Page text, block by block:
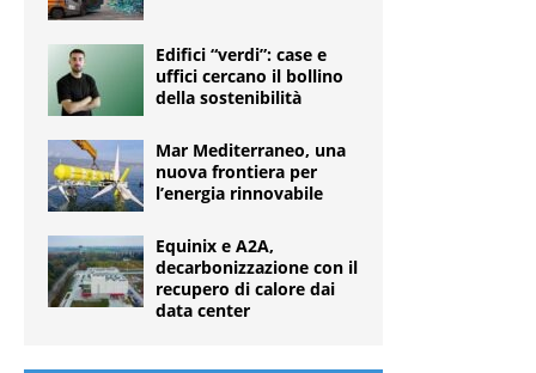
Edifici “verdi”: case e
uffici cercano il bollino
della sostenibilità
Mar Mediterraneo, una
nuova frontiera per
l’energia rinnovabile
Equinix e A2A,
decarbonizzazione con il
recupero di calore dai
data center